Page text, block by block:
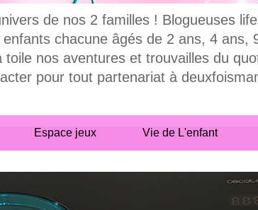
de nos 2 familles ! Blogueuses
chacune âgés de 2 ans, 4
nos aventures et trouvailles du
pour tout partenariat à
Espace jeux Vie de L'enfant